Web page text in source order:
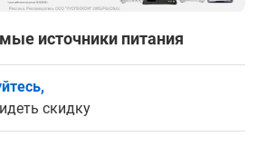
источники питания
скидку